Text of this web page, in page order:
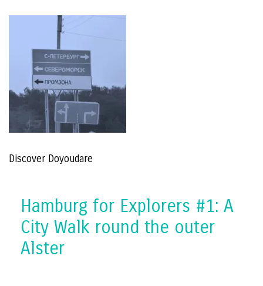
Discover Doyoudare
Hamburg for Explorers #1: A
City Walk round the outer
Alster